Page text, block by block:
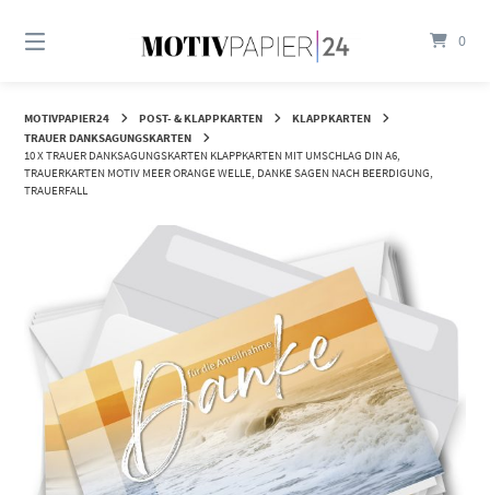
zum
0
MOTIVPAPIER24 POST- & KLAPPKARTEN
KLAPPKARTEN
TRAUER DANKSAGUNGSKARTEN
10 X TRAUER DANKSAGUNGSKARTEN KLAPPKARTEN MIT UMSCHLAG DIN A6,
TRAUERKARTEN MOTIV MEER ORANGE WELLE, DANKE SAGEN NACH BEERDIGUNG,
TRAUERFALL